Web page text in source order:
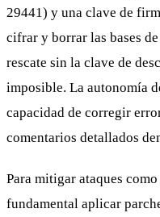
29441) y una clave de
cifrar y borrar las bases
rescate sin la clave de
imposible. La autonomía
capacidad de corregir
comentarios detallados
Para mitigar ataques
fundamental aplicar